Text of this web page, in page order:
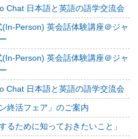
Chat 日本語と英語の語学交流会
(In-Person) 英会話体験講座＠ジャ
(In-Person) 英会話体験講座＠ジャ
Chat 日本語と英語の語学交流会
終活フェア」のご案内
るために知っておきたいこと」